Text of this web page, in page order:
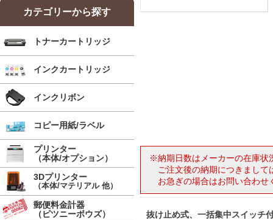
※納期日数はメーカーの在庫状
ご注文後の納期につきまし
お急ぎの場合はお問い合わせ
抜け止め式、一括集中スイッチ
カテゴリーから探す
トナーカートリッジ
インクカートリッジ
インクリボン
コピー用紙/ラベル
プリンター
（本体/オプション）
3Dプリンター
（本体/マテリアル 他）
郵便料金計器
（ピツニーボウズ）